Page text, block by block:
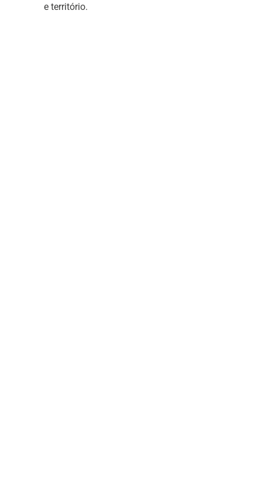
e território.